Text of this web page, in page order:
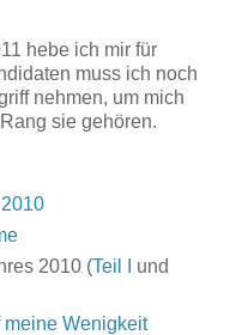
hebe ich mir für
muss ich noch
nehmen, um mich
sie gehören.
2010 (Teil I
und
meine Wenigkeit